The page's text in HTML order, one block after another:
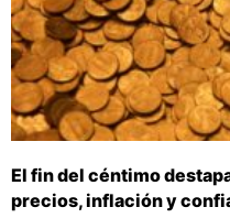
El fin del céntimo
precios, inflación y